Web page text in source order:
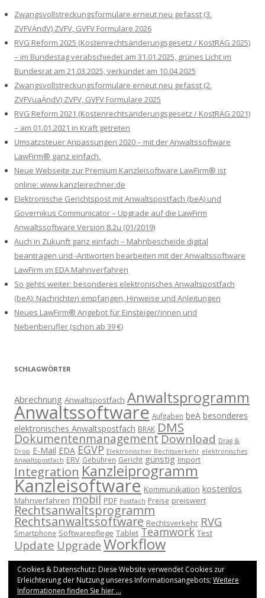
Zwangsvollstreckungsformulare erneut neu gefasst (3.
ZVFVÄndV) ZVFV, GVFV Formulare 2026
RVG Reform 2025 (Kostenrechtsänderungsgesetz / KostRÄG 2025)
– im Bundestag verabschiedet am 31.01.2025, grünes Licht im
Bundesrat am 21.03.2025, verkündet am 10.04.2025
Zwangsvollstreckungsformulare erneut neu gefasst (2.
ZVFVuaÄndV) ZVFV, GVFV Formulare 2025
RVG Reform 2021 (Kostenrechtsänderungsgesetz / KostRÄG 2021)
– am 01.01.2021 in Kraft getreten
Umsatzsteuer Anpassungen 2020 – mit der Anwaltssoftware
LawFirm® ganz einfach.
Neue Webseite zur Premium Kanzleisoftware LawFirm® ist
online: www.kanzleirechner.de
Elektronische Gerichtspost mit Anwaltspostfach (beA) und
Governikus Communicator – Upgrade auf die LawFirm
Anwaltssoftware Version 8.2u (01/2019)
Auch in Zukunft ganz einfach – Mahnbescheide digital
beantragen und -Antworten bearbeiten mit der Anwaltssoftware
LawFirm im EDA Mahnverfahren
So gehts weiter: besonderes elektronisches Anwaltspostfach
(beA): Nachrichten empfangen, Hinweise und Anleitungen
Neues LawFirm® Angebot für Einsteiger/innen und
Nebenberufler (schon ab 39 €)
SCHLAGWÖRTER
Abrechnung Anwaltspostfach Anwaltsprogramm
Anwaltssoftware Aufgaben beA besonderes
elektronisches Anwaltspostfach BRAK DMS
DokumentenmanagementDownload Drag &
Drop E-Mail EDA EGVP Elektronischer Rechtsverkehr elektronisches
Anwaltspostfach ERV Gebühren Gericht günstig Import
Integration Kanzleiprogramm
Kanzleisoftware Kommunikation kostenlos
Mahnverfahren mobil PDF Postfach Preise preiswert
Rechtsanwaltsprogramm
Rechtsanwaltssoftware Rechtsverkehr RVG
Smartphone Softwarepflege Tablet Teamwork Test
Update Upgrade Workflow
Cookies & Datenschutz: Diese Website verwendet Cookies zur
Erleichterung der Nutzung unseres Informationsangebots; Weitere
Informationen finden Sie hier ...